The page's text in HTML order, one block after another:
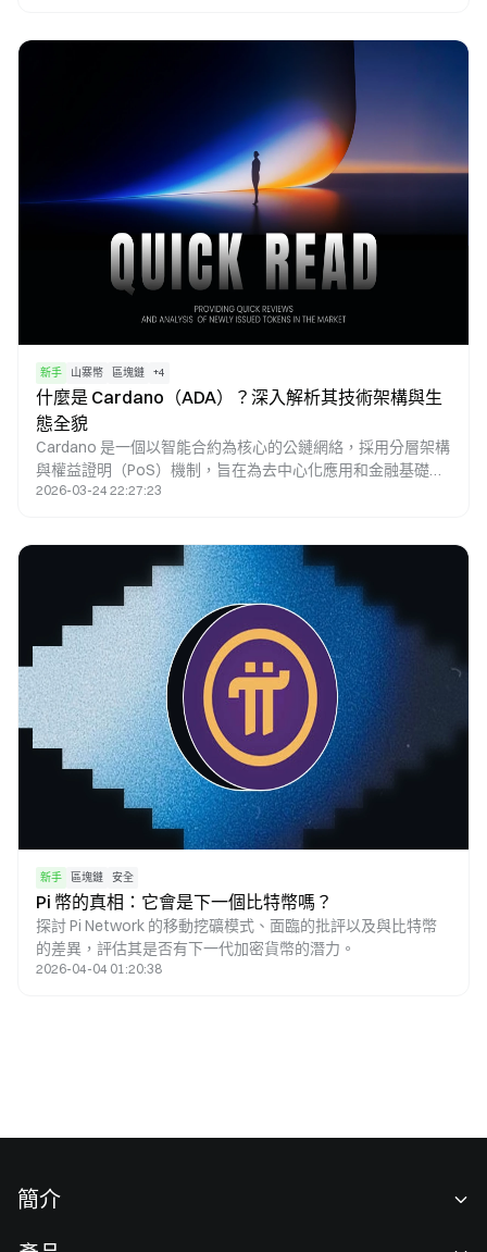
新手 山寨幣 區塊鏈 +4
什麼是 Cardano（ADA）？深入解析其技術架構與生
態全貌
Cardano 是一個以智能合約為核心的公鏈網絡，採用分層架構
與權益證明（PoS）機制，旨在為去中心化應用和金融基礎設
施提供更安全、可擴展的底層支持。其共識機制 Ouroboros
押與治理的關鍵工具。通過去中心化的質押池與激勵機制，網
絡參與者共同維護系統運行與安全性，使 Cardano 能夠在無
需中心化控制的情況下持續運轉。
2026-03-24 22:27:23
新手 區塊鏈 安全
Pi 幣的真相：它會是下一個比特幣嗎？
探討 Pi Network 的移動挖礦模式、面臨的批評以及與比特幣
的差異，評估其是否有下一代加密貨幣的潛力。
2026-04-04 01:20:38
簡介